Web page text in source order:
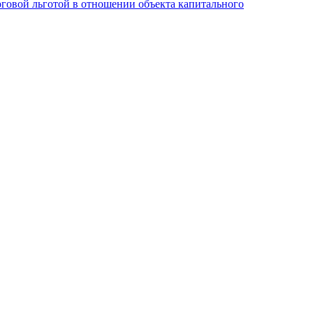
льготой в отношении объекта капитального